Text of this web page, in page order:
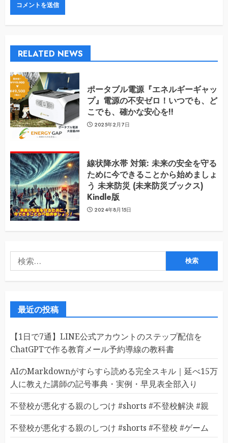
RELATED NEWS
ポータブル電源『エネルギーギャッ
プ』電源の不安ゼロ！いつでも、ど
こでも、確かな安心を!!
2025年2月7日
線状降水帯 対策: 未来の安全を守る
ために今できることから始めましょ
う 未来防災 (未来防災ブックス)
Kindle版
2024年8月15日
索:
最近の投稿
【1日で7通】LINE公式アカウントのステップ配信を
ChatGPTで作る教育メール予約導線の教科書
AIのMarkdownがすらすら読める完全スキル｜延べ15万
人に教えた講師の記号事典・実例・早見表全部入り
不登校が悪化する親のしつけ #shorts #不登校解決 #親
不登校が悪化する親のしつけ #shorts #不登校 #ゲーム